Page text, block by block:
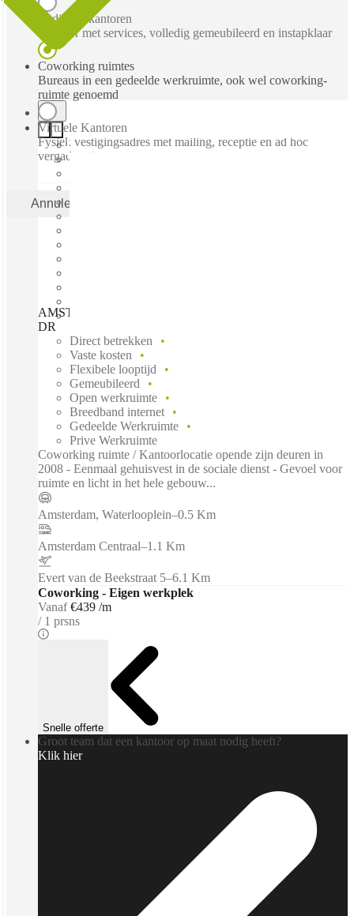
Bediende kantoren
Kantoor met services, volledig gemeubileerd en instapklaar
Coworking ruimtes
Bureaus in een gedeelde werkruimte, ook wel coworking-
ruimte genoemd
Virtuele Kantoren
Fysiek vestigingsadres met mailing, receptie en ad hoc
vergaderruimtes
Annuleren
AMSTERDAM, Spaces Keizersgracht, Amsterdam, 1017
DR
Direct betrekken
Vaste kosten
Flexibele looptijd
Gemeubileerd
Open werkruimte
Breedband internet
Gedeelde Werkruimte
Prive Werkruimte
Coworking ruimte / Kantoorlocatie opende zijn deuren in
2008 - Eenmaal gehuisvest in de sociale dienst - Gevoel voor
ruimte en licht in het hele gebouw...
Amsterdam, Waterlooplein–0.5 Km
Amsterdam Centraal–1.1 Km
Evert van de Beekstraat 5–6.1 Km
Coworking - Eigen werkplek
Vanaf €439 /m
1 prsns
Snelle offerte
Groot team dat een kantoor op maat nodig heeft?
Klik hier